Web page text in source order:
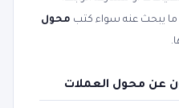
ما يبحث عنه سواء كتب محول
عن محول العملات